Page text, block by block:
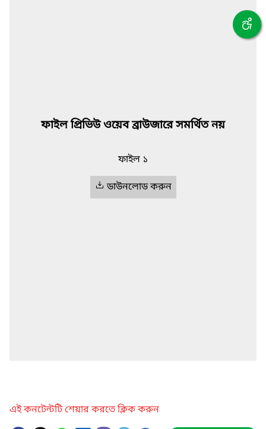
ফাইল প্রিভিউ ওয়েব ব্রাউজারে সমর্থিত নয়
ফাইল ১
ডাউনলোড করুন
এই কনটেন্টটি শেয়ার করতে ক্লিক করুন